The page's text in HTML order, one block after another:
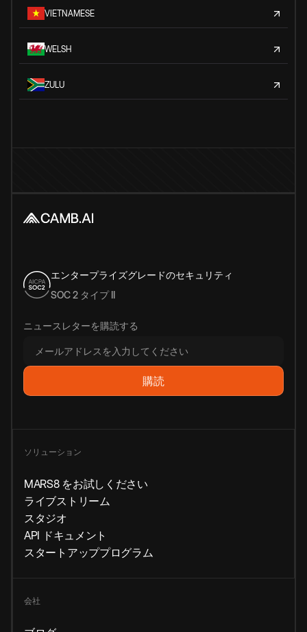
VIETNAMESE
WELSH
ZULU
エンタープライズグレードのセキュリティ
SOC 2 タイプ II
ニュースレターを購読する
ソリューション
MARS8 をお試しください
ライブストリーム
スタジオ
API ドキュメント
スタートアッププログラム
会社